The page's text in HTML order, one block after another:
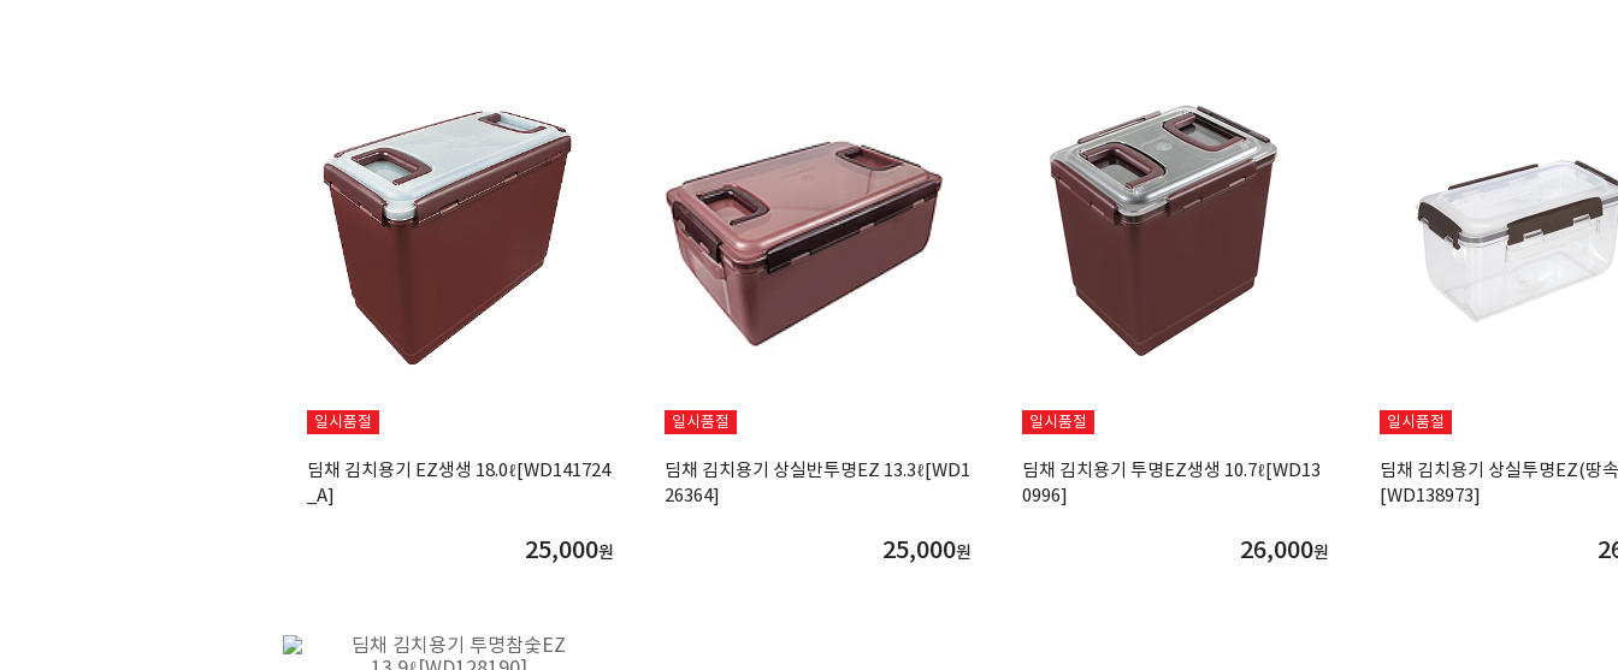
일시품절
딤채 김치용기 EZ생생 18.0ℓ[WD141724
_A]
25,000원
일시품절
딤채 김치용기 상실반투명EZ 13.3ℓ[WD1
26364]
25,000원
일시품절
딤채 김치용기 투명EZ생생 10.7ℓ[WD13
0996]
26,000원
일시품절
딤채 김치용기 상실투명EZ(땅
[WD138973]